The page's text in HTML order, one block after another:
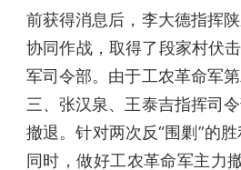
前获得消息后，李大德指挥
协同作战，取得了段家村伏
军司令部。由于工农革命军
三、张汉泉、王泰吉指挥司
撤退。针对两次反“围剿”的
同时，做好工农革命军主力